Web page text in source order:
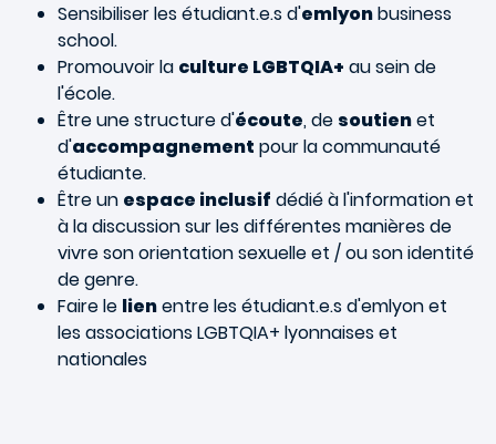
Sensibiliser les étudiant.e.s d'emlyonbusiness
school.
Promouvoir la culture LGBTQIA+ au sein de
l'école.
Être une structure d'écoute, de soutienet
d'accompagnement pour la communauté
étudiante.
Être un espace inclusif dédié à l'information et
à la discussion sur les différentes manières de
vivre son orientation sexuelle et / ou son identité
de genre.
Faire le lienentre les étudiant.e.s d'emlyon et
les associations LGBTQIA+ lyonnaises et
nationales